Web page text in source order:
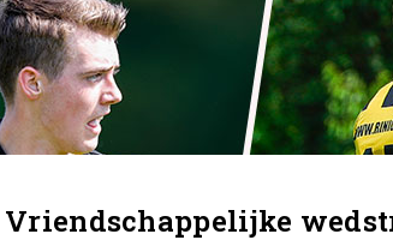
Vriendschappelijke